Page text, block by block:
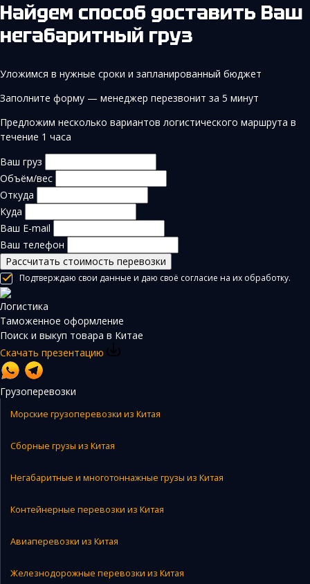
Найдем способ доставить Ваш
негабаритный груз
Уложимся в нужные сроки и запланированный бюджет
Заполните форму — менеджер перезвонит за 5 минут
Предложим несколько вариантов логистического маршрута в
течение 1 часа
Ваш груз
Объём/вес
Откуда
Куда
Ваш E-mail
Ваш телефон
Рассчитать стоимость перевозки
Подтверждаю свои данные и даю своё согласие на их обработку.
Логистика
Таможенное оформление
Поиск и выкуп товара в Китае
Скачать презентацию
Грузоперевозки
Морские грузоперевозки из Китая
Сборные грузы из Китая
Негабаритные и многотоннажные грузы из Китая
Контейнерные перевозки из Китая
Авиаперевозки из Китая
Железнодорожные перевозки из Китая